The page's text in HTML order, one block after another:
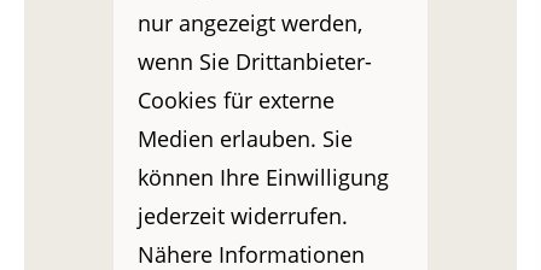
nur angezeigt werden,
wenn Sie Drittanbieter-
Cookies für externe
Medien erlauben. Sie
können Ihre Einwilligung
jederzeit widerrufen.
Nähere Informationen